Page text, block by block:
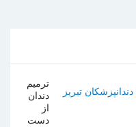
ترمیم
دندان
از
دست